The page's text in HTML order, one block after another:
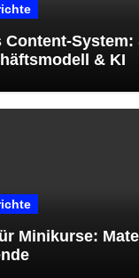
Content-System:
& KI
Minikurse: